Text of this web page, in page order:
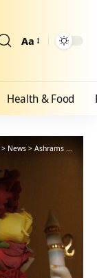
Aa
Health & Food
> News > Ashrams